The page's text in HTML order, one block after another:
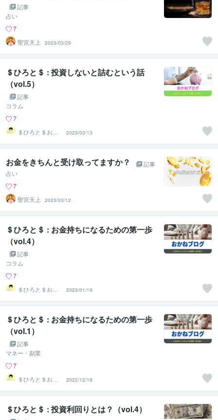
記事
占い
7
聖宮天上
2023/03/29
＄ひろと＄ : 投資しないと詰むという話
（vol.5）
記事
コラム
7
＄ひろと＄お金
に愛されるマネ
ーサポーター
2023/03/13
お金をきちんと受け取ってますか？
記事
占い
7
聖宮天上
2023/03/12
＄ひろと＄ : お金持ちになるための第一歩
（vol.4）
記事
コラム
7
＄ひろと＄お金
に愛されるマネ
ーサポーター
2023/01/19
＄ひろと＄ : お金持ちになるための第一歩
（vol.1）
記事
マネー・副業
7
＄ひろと＄お金
に愛されるマネ
ーサポーター
2022/12/19
＄ひろと＄ : 投資利回りとは？（vol.4）